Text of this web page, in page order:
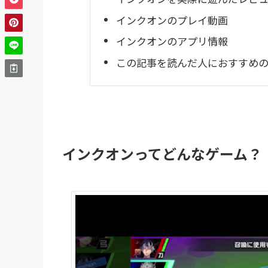
インクオンのプレイ動画
インクオンのアプリ情報
この記事を読んだ人におすすめ
インクオンってどんなゲーム？